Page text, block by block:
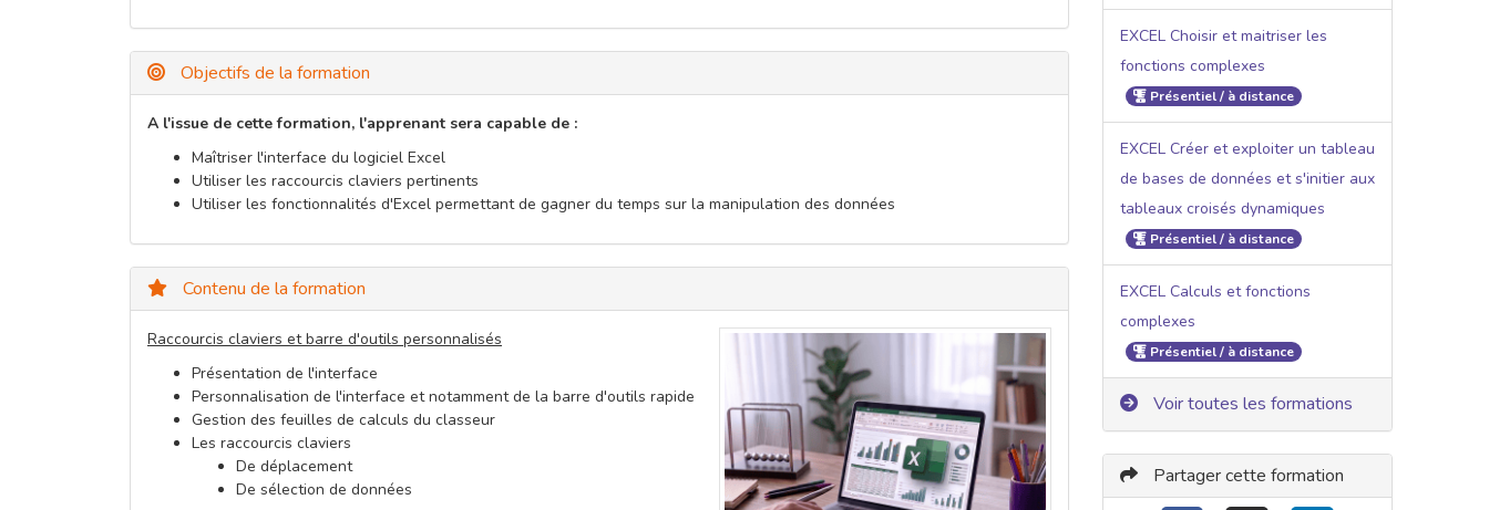
Objectifs de la formation
A l'issue de cette formation, l'apprenant sera capable de :
Maîtriser l'interface du logiciel Excel
Utiliser les raccourcis claviers pertinents
Utiliser les fonctionnalités d'Excel permettant de gagner du temps sur la manipulation des données
Contenu de la formation
Raccourcis claviers et barre d'outils personnalisés
Présentation de l'interface
Personnalisation de l'interface et notamment de la barre d'outils rapide
Gestion des feuilles de calculs du classeur
Les raccourcis claviers
De déplacement
De sélection de données
EXCEL Choisir et maitriser les
fonctions complexes
Présentiel / à distance
EXCEL Créer et exploiter un tableau
de bases de données et s'initier aux
tableaux croisés dynamiques
Présentiel / à distance
EXCEL Calculs et fonctions
complexes
Présentiel / à distance
Voir toutes les formations
Partager cette formation